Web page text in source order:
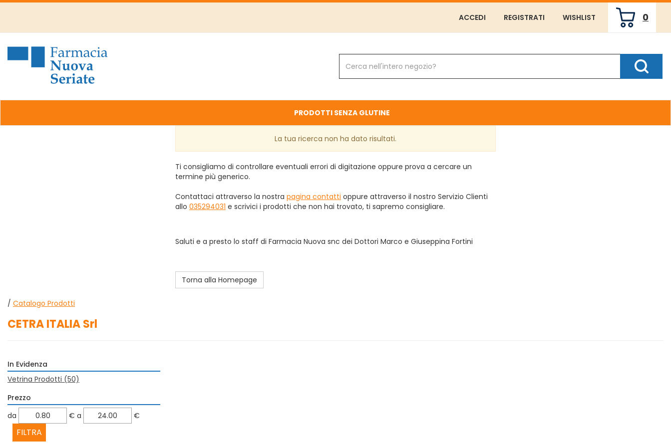
Passa
principale
ACCEDI REGISTRATI WISHLIST 0
ARTICOLI
INSERITI
Farmacia
Nuova
Prodotto
Cerca
PRODOTTI SENZA GLUTINE
La tua ricerca non ha dato risultati.
Ti consigliamo di controllare eventuali errori di digitazione oppure prova a cercare un
termine più generico.
Contattaci attraverso la nostra pagina contatti oppure attraverso il nostro Servizio Clienti
allo 035294031 e scrivici i prodotti che non hai trovato, ti sapremo consigliare.
Saluti e a presto lo staff di Farmacia Nuova snc dei Dottori Marco e Giuseppina Fortini
Torna alla Homepage
/ Catalogo Prodotti
CETRA ITALIA Srl
In Evidenza
Vetrina Prodotti (50)
Prezzo
filtra
da
da € filtra
a €